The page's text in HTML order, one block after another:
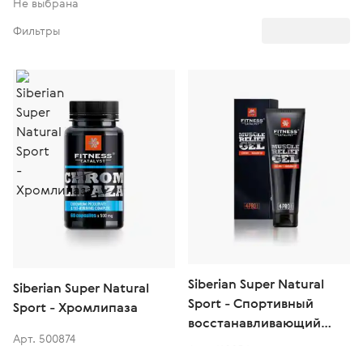
Фильтры
Siberian Super Natural
Sport - Хромлипаза
Арт. 500874
Siberian Super Natural
Sport - Спортивный
восстанавливающий
гель